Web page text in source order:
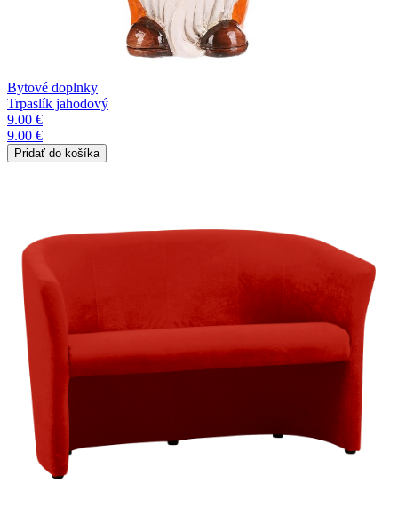
Bytové doplnky
Trpaslík jahodový
9.00 €
9.00 €